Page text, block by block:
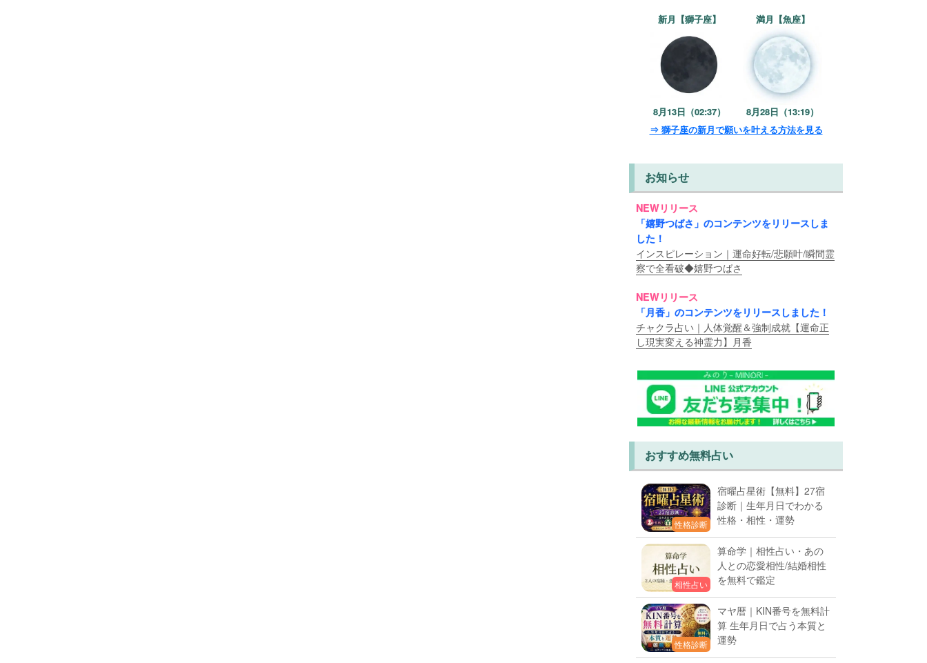
新月【獅子座】
8月13日（02:37）
満月【魚座】
8月28日（13:19）
⇒ 獅子座の新月で願いを叶える方法を見る
お知らせ
NEWリリース
「嬉野つばさ」のコンテンツをリリースしま
した！
インスピレーション｜運命好転/悲願叶/瞬間霊
察で全看破◆嬉野つばさ
NEWリリース
「月香」のコンテンツをリリースしました！
チャクラ占い｜人体覚醒＆強制成就【運命正
し現実変える神霊力】月香
おすすめ無料占い
性格診断
宿曜占星術【無料】27宿
診断｜生年月日でわかる
性格・相性・運勢
相性占い
算命学｜相性占い・あの
人との恋愛相性/結婚相性
を無料で鑑定
性格診断
マヤ暦｜KIN番号を無料計
算 生年月日で占う本質と
運勢